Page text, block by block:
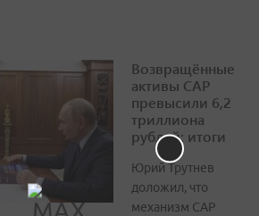
Возвращённые
активы САР
превысили 6,2
триллиона
рублей: итоги
Юрий Трутнев
доложил, что
механизм САР